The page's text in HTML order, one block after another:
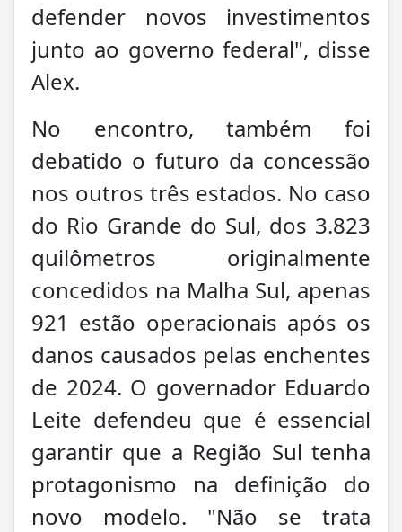
defender novos investimentos
junto ao governo federal", disse
Alex.
No encontro, também foi
debatido o futuro da concessão
nos outros três estados. No caso
do Rio Grande do Sul, dos 3.823
quilômetros originalmente
concedidos na Malha Sul, apenas
921 estão operacionais após os
danos causados pelas enchentes
de 2024. O governador Eduardo
Leite defendeu que é essencial
garantir que a Região Sul tenha
protagonismo na definição do
novo modelo. "Não se trata